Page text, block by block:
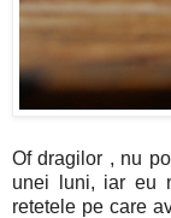
Of dragilor , nu
unei luni, iar eu
retetele pe care